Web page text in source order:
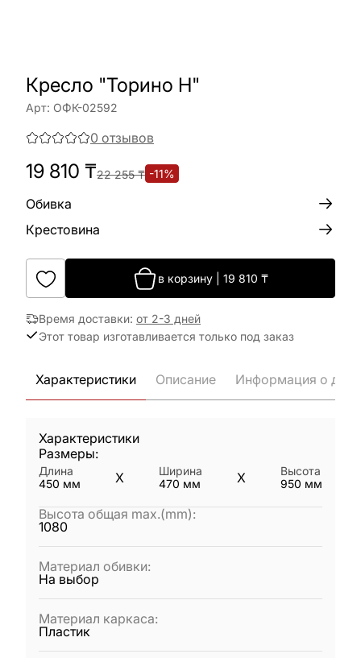
Кресло "Торино Н"
Арт: ОФК-02592
0 отзывов
19 810 ₸22 255₸ -11%
Обивка
Крестовина
в корзину 19 810 ₸
Время доставки: от 2-3 дней
Этот товар изготавливается только под заказ
Характеристики Описание Информация о
Характеристики
Размеры:
Длина
450 мм X
Ширина
470 мм X
Высота
950 мм
Высота общая max.(mm):
1080
Материал обивки:
На выбор
Материал каркаса:
Пластик